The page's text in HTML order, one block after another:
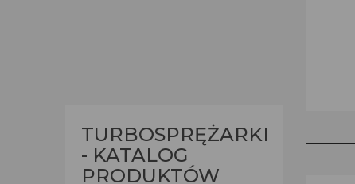
TURBOSPRĘŻARKI
- KATALOG
PRODUKTÓW